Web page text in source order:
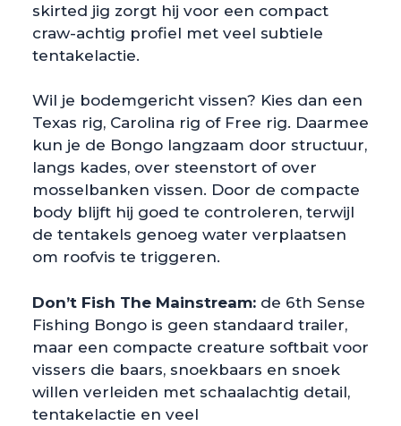
skirted jig zorgt hij voor een compact
craw-achtig profiel met veel subtiele
tentakelactie.
Wil je bodemgericht vissen? Kies dan een
Texas rig, Carolina rig of Free rig. Daarmee
kun je de Bongo langzaam door structuur,
langs kades, over steenstort of over
mosselbanken vissen. Door de compacte
body blijft hij goed te controleren, terwijl
de tentakels genoeg water verplaatsen
om roofvis te triggeren.
Don’t Fish The Mainstream: de 6th Sense
Fishing Bongo is geen standaard trailer,
maar een compacte creature softbait voor
vissers die baars, snoekbaars en snoek
willen verleiden met schaalachtig detail,
tentakelactie en veel